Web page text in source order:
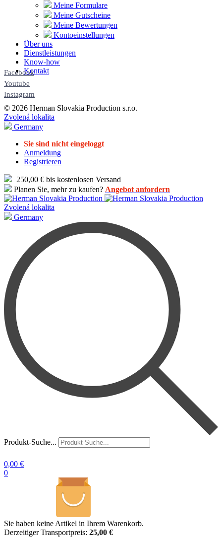
Meine Formulare
Meine Gutscheine
Meine Bewertungen
Kontoeinstellungen
Über uns
Dienstleistungen
Know-how
Kontakt
Facebook
Youtube
Instagram
© 2026 Herman Slovakia Production s.r.o.
Zvolená lokalita
Germany
Sie sind nicht eingeloggt
Anmeldung
Registrieren
250,00 € bis kostenlosen Versand
Planen Sie, mehr zu kaufen? Angebot anfordern
Zvolená lokalita
Germany
Produkt-Suche...
0,00 €
0
Sie haben keine Artikel in Ihrem Warenkorb.
Derzeitiger Transportpreis: 25,00 €